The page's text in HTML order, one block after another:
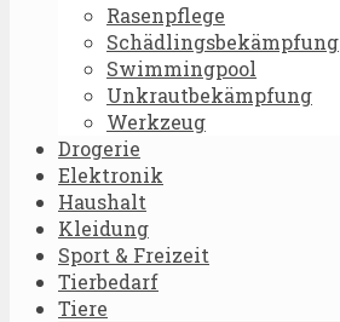
Rasenpflege
Schädlingsbekämpfung
Swimmingpool
Unkrautbekämpfung
Werkzeug
Drogerie
Elektronik
Haushalt
Kleidung
Sport & Freizeit
Tierbedarf
Tiere